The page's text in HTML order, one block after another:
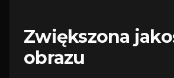
Zwiększona
obrazu